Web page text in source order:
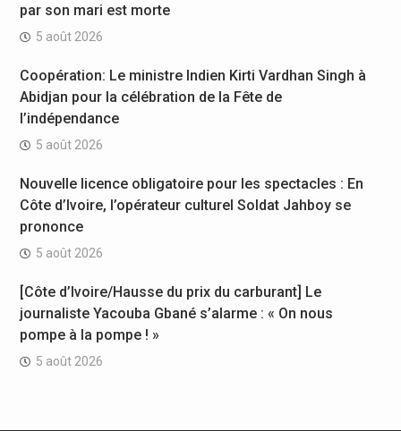
par son mari est morte
5 août 2026
Coopération: Le ministre Indien Kirti Vardhan Singh à
Abidjan pour la célébration de la Fête de
l’indépendance
5 août 2026
Nouvelle licence obligatoire pour les spectacles : En
Côte d’Ivoire, l’opérateur culturel Soldat Jahboy se
prononce
5 août 2026
[Côte d’Ivoire/Hausse du prix du carburant] Le
journaliste Yacouba Gbané s’alarme : « On nous
pompe à la pompe ! »
5 août 2026